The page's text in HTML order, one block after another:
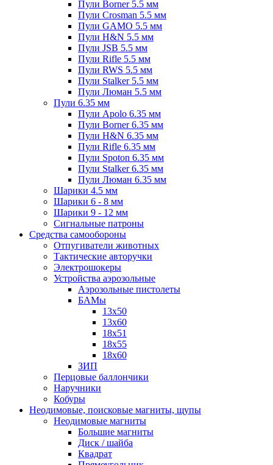
Пули Borner 5.5 мм
Пули Crosman 5.5 мм
Пули GAMO 5.5 мм
Пули H&N 5.5 мм
Пули JSB 5.5 мм
Пули Rifle 5.5 мм
Пули RWS 5.5 мм
Пули Stalker 5.5 мм
Пули Люман 5.5 мм
Пули 6.35 мм
Пули Apolo 6.35 мм
Пули Borner 6.35 мм
Пули H&N 6.35 мм
Пули Rifle 6.35 мм
Пули Spoton 6.35 мм
Пули Stalker 6.35 мм
Пули Люман 6.35 мм
Шарики 4.5 мм
Шарики 6 - 8 мм
Шарики 9 - 12 мм
Сигнальные патроны
Средства самообороны
Отпугиватели животных
Тактические авторучки
Электрошокеры
Устройства аэрозольные
Аэрозольные пистолеты
БАМы
13х50
13х60
18х51
18х55
18х60
ЗИП
Перцовые баллончики
Наручники
Кобуры
Неодимовые, поисковые магниты, щупы
Неодимовые магниты
Большие магниты
Диск / шайба
Квадрат